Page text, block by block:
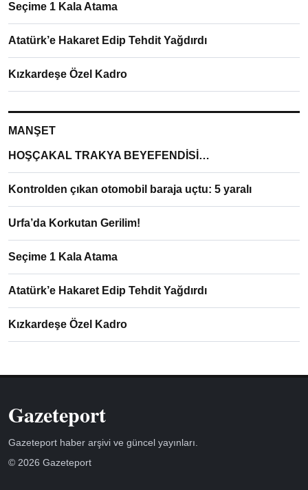
Seçime 1 Kala Atama
Atatürk’e Hakaret Edip Tehdit Yağdırdı
Kızkardeşe Özel Kadro
MANŞET
HOŞÇAKAL TRAKYA BEYEFENDİSİ…
Kontrolden çıkan otomobil baraja uçtu: 5 yaralı
Urfa’da Korkutan Gerilim!
Seçime 1 Kala Atama
Atatürk’e Hakaret Edip Tehdit Yağdırdı
Kızkardeşe Özel Kadro
Gazeteport
Gazeteport haber arşivi ve güncel yayınları.
© 2026 Gazeteport